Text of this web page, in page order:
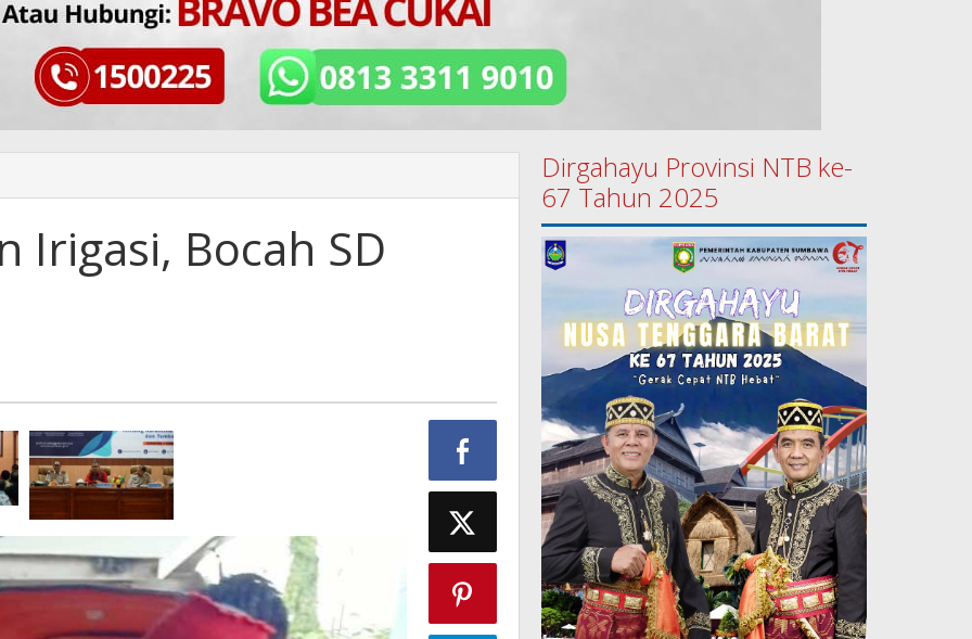
Irigasi, Bocah SD
Dirgahayu Provinsi NTB ke-
67 Tahun 2025